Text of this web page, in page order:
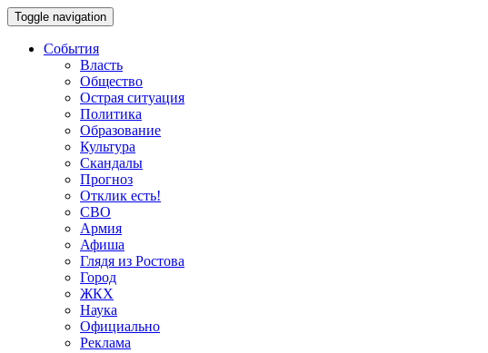
Toggle navigation
События
Власть
Общество
Острая ситуация
Политика
Образование
Культура
Скандалы
Прогноз
Отклик есть!
СВО
Армия
Афиша
Глядя из Ростова
Город
ЖКХ
Наука
Официально
Реклама